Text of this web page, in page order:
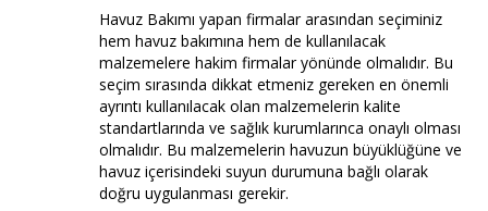
Havuz Bakımı yapan firmalar arasından seçiminiz
hem havuz bakımına hem de kullanılacak
malzemelere hakim firmalar yönünde olmalıdır. Bu
seçim sırasında dikkat etmeniz gereken en önemli
ayrıntı kullanılacak olan malzemelerin kalite
standartlarında ve sağlık kurumlarınca onaylı olması
olmalıdır. Bu malzemelerin havuzun büyüklüğüne ve
havuz içerisindeki suyun durumuna bağlı olarak
doğru uygulanması gerekir.